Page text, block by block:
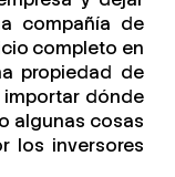
compañía de
completo en
propiedad de
dónde
algunas cosas
los inversores